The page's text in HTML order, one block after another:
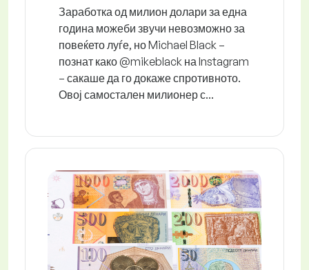
Заработка од милион долари за една
година можеби звучи невозможно за
повеќето луѓе, но Michael Black –
познат како @mikeblack на Instagram
– сакаше да го докаже спротивното.
Овој самостален милионер с...